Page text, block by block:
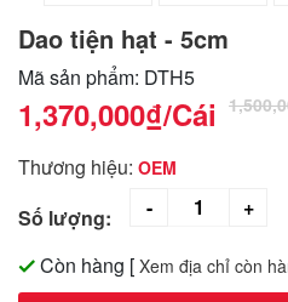
Dao tiện hạt - 5cm
Mã sản phẩm: DTH5
1,370,000₫/Cái
Thương hiệu: OEM
Số lượng:
Còn hàng [ Xem địa chỉ còn